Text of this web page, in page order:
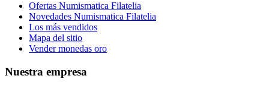
Ofertas Numismatica Filatelia
Novedades Numismatica Filatelia
Los más vendidos
Mapa del sitio
Vender monedas oro
Nuestra empresa